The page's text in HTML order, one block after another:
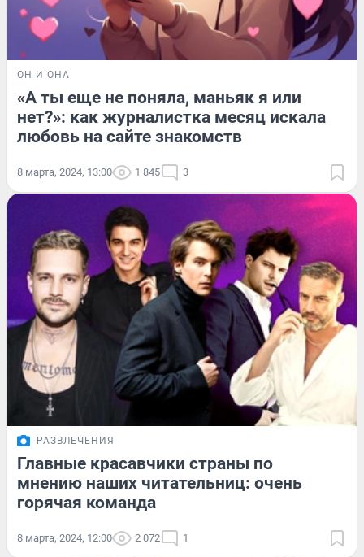
ОН И ОНА
«А ты еще не поняла, маньяк я или
нет?»: как журналистка месяц искала
любовь на сайте знакомств
8 марта, 2024, 13:00 1 845 3
РАЗВЛЕЧЕНИЯ
Главные красавчики страны по
мнению наших читательниц: очень
горячая команда
8 марта, 2024, 12:00 2 072 1